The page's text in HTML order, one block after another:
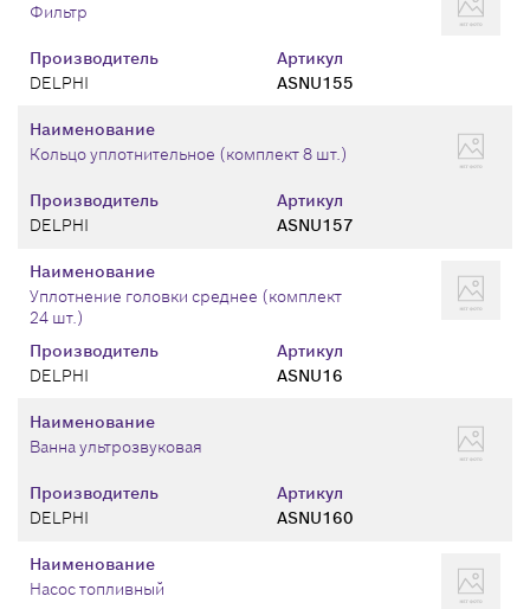
Производитель
DELPHI
Артикул
ASNU155
Фильтр
Производитель
DELPHI
Артикул
ASNU157
Наименование
Кольцо уплотнительное (комплект 8 шт.)
Производитель
DELPHI
Артикул
ASNU16
Наименование
Уплотнение головки среднее (комплект
24 шт.)
Производитель
DELPHI
Артикул
ASNU160
Наименование
Ванна ультрозвуковая
Наименование
Насос топливный